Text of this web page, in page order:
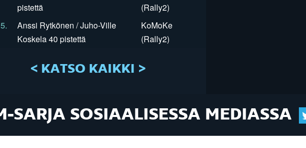
pistettä
(Rally2)
5.
Anssi Rytkönen / Juho-Ville
Koskela 40 pistettä
KoMoKe
(Rally2)
< KATSO KAIKKI >
SARJA SOSIAALISESSA MEDIASSA